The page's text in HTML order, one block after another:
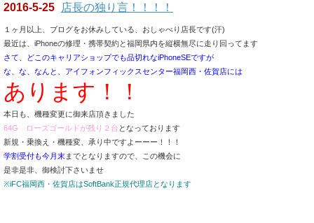
2016-5-25 店長の独り言！！！！
１ヶ月以上、ブログをお休みしている、おしゃべり店長です(汗)
最近は、iPhoneの修理・携帯契約と福岡県内を縦横無尽に走り回ってます
さて、どこのキャリアショップでも品切れなiPhoneSEですが
な、な、なんと、アイフォンフィックスセンター福岡西・佐賀店には
あります！！
本日も、機種変更に御来店頂きました
64G ローズゴールドが残り２台 となっております
新規・乗換え・機種変、承り中ですよーーー！！！
学割受付も今月末までとなりますので、この機会に
是非是非、御検討下さいませ
※iFC福岡西・佐賀店はSoftBank正規代理店となります